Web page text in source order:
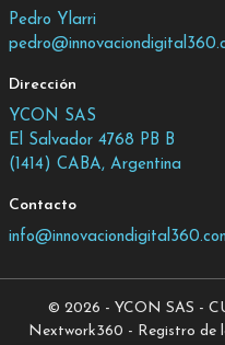
Pedro Ylarri
Dirección
YCON SAS
El Salvador 4768 PB B
(1414) CABA, Argentina
Contacto
© 2026 - YCON SAS -
Nextwork360 - Registro de